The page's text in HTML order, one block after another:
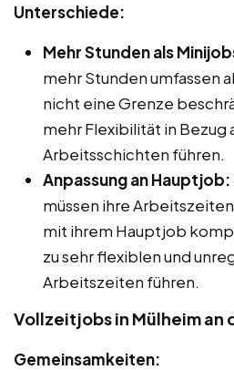
Unterschiede:
Mehr Stunden als
mehr Stunden umfassen
nicht eine Grenze
mehr Flexibilität in Bezug
Arbeitsschichten führen.
Anpassung an Hauptjob:
müssen ihre
mit ihrem Hauptjob
zu sehr flexiblen und
Arbeitszeiten führen.
Vollzeitjobs in Mülheim an
Gemeinsamkeiten: